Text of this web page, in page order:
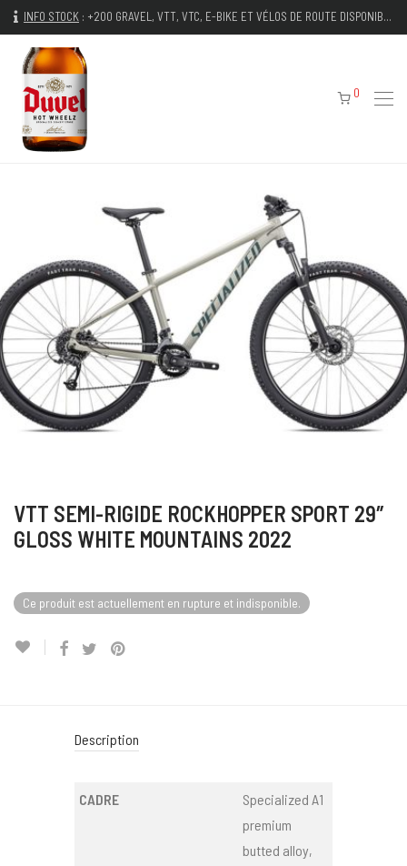
INFO STOCK : +200 GRAVEL, VTT, VTC, E-BIKE ET VÉLOS DE ROUTE DISPONIBLES IMMÉDIATEMENT
0
VTT SEMI-RIGIDE ROCKHOPPER SPORT 29″
GLOSS WHITE MOUNTAINS 2022
Ce produit est actuellement en rupture et indisponible.
Description
CADRE
Specialized A1
premium
butted alloy,